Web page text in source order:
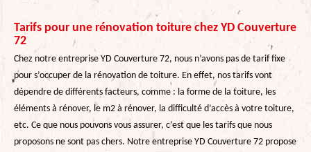
Tarifs pour une rénovation toiture chez YD Couverture
72
Chez notre entreprise YD Couverture 72, nous n’avons pas de tarif fixe
pour s’occuper de la rénovation de toiture. En effet, nos tarifs vont
dépendre de différents facteurs, comme : la forme de la toiture, les
éléments à rénover, le m2 à rénover, la difficulté d’accès à votre toiture,
etc. Ce que nous pouvons vous assurer, c’est que les tarifs que nous
proposons ne sont pas chers. Notre entreprise YD Couverture 72 propose